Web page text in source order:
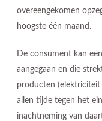
overeengekomen
hoogste één maand.
De consument kan
aangegaan en die
producten
allen tijde tegen het
inachtneming van